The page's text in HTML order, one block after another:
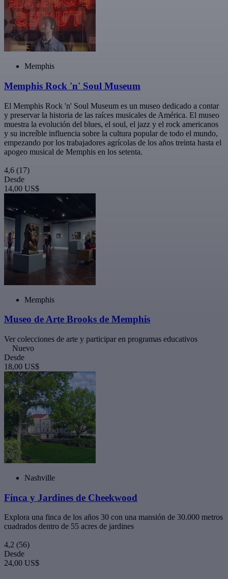
Memphis
Memphis Rock 'n' Soul Museum
El Memphis Rock 'n' Soul Museum es un museo dedicado a contar
y preservar la historia de las raíces musicales de América. El museo
muestra la evolución del blues, el soul, el jazz y el rock americanos
y su increíble influencia sobre la cultura popular de todo el mundo,
empezando por los trabajadores agrícolas de los años treinta hasta el
apogeo musical de Memphis en los setenta.
4,6 (17)
Desde
14,00 US$
Memphis
Museo de Arte Brooks de Memphis
Ver colecciones de arte y participar en programas educativos
Nuevo
Desde
18,00 US$
Nashville
Finca y Jardines de Cheekwood
Explora una finca de los años 30 con una mansión de 30.000 metros
cuadrados dentro de 55 acres de jardines
4,2 (56)
Desde
24,00 US$